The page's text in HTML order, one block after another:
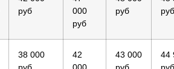
руб
000
руб
руб
руб
38 000
42
43 000
44